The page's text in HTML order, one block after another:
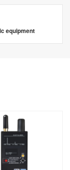
equipment